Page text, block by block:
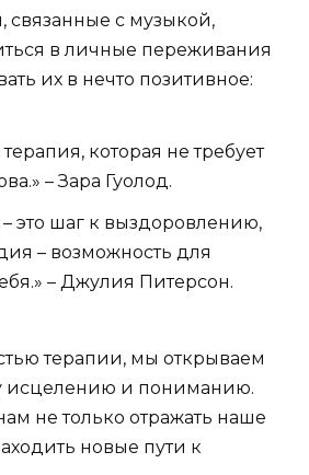
связанные с музыкой,
в личные переживания
их в нечто позитивное:
которая не требует
– Зара Гуолод.
– это шаг к выздоровлению,
– возможность для
– Джулия Питерсон.
терапии, мы открываем
исцелению и пониманию.
не только отражать наше
новые пути к